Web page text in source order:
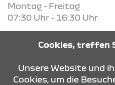
Montag - Freitag
07:30 Uhr - 16:30 Uhr
Ersatzteile &
08:00 Uhr - 16:00 Uhr
Cookies, treffen
Unsere Website und
Cookies, um die